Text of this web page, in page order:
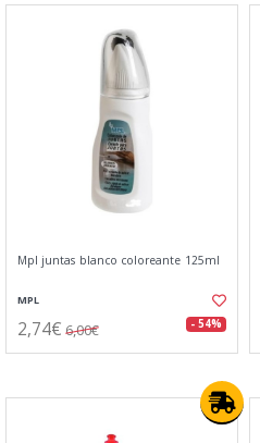
Mpl juntas blanco coloreante 125ml
MPL
2,74€ 6,00€ - 54%